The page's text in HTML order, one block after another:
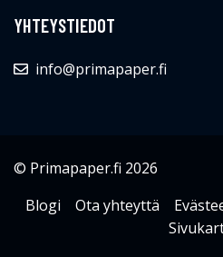
YHTEYSTIEDOT
info@primapaper.fi
© Primapaper.fi 2026
Blogi
Ota yhteyttä